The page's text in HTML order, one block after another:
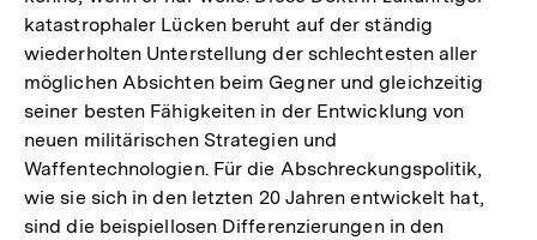
katastrophaler Lücken beruht auf der ständig
wiederholten Unterstellung der schlechtesten aller
möglichen Absichten beim Gegner und gleichzeitig
seiner besten Fähigkeiten in der Entwicklung von
neuen militärischen Strategien und
Waffentechnologien. Für die Abschreckungspolitik,
wie sie sich in den letzten 20 Jahren entwickelt hat,
sind die beispiellosen Differenzierungen in den